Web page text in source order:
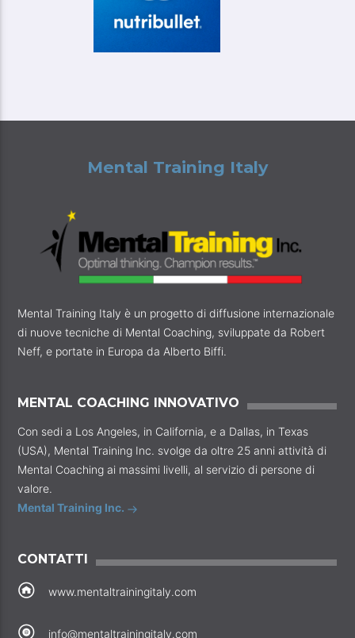
Mental Training Italy
Mental Training Italy è un progetto di diffusione internazionale
di nuove tecniche di Mental Coaching, sviluppate da Robert
Neff, e portate in Europa da Alberto Biffi.
MENTAL COACHING INNOVATIVO
Con sedi a Los Angeles, in California, e a Dallas, in Texas
(USA), Mental Training Inc. svolge da oltre 25 anni attività di
Mental Coaching ai massimi livelli, al servizio di persone di
valore.
Mental Training Inc.
CONTATTI
www.mentaltrainingitaly.com
info@mentaltrainingitaly.com